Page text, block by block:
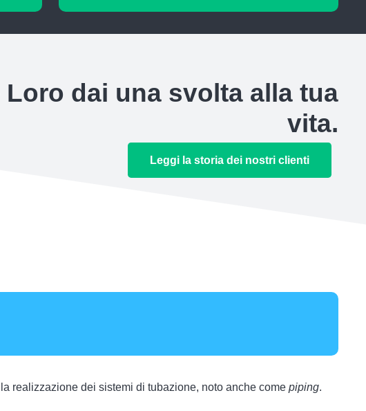
Loro dai una svolta alla tua
vita.
Leggi la storia dei nostri clienti
realizzazione dei sistemi di tubazione, noto anche come piping.